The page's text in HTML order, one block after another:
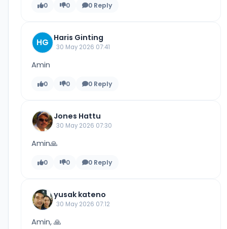
0 0 0 Reply
HG Haris Ginting
30 May 2026 07:41
Amin
0 0 0 Reply
Jones Hattu
30 May 2026 07:30
Amin🙏
0 0 0 Reply
yusak kateno
30 May 2026 07:12
Amin, 🙏